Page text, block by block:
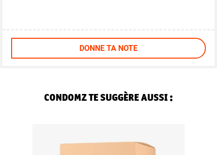
DONNE TA NOTE
CONDOMZ TE SUGGÈRE AUSSI :